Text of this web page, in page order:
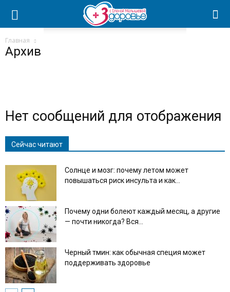
Главная
Архив
Нет сообщений для отображения
Сейчас читают
Солнце и мозг: почему летом может
повышаться риск инсульта и как...
Почему одни болеют каждый месяц, а другие
— почти никогда? Вся...
Черный тмин: как обычная специя может
поддерживать здоровье